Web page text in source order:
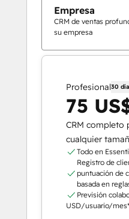
Empresa
CRM de ventas
su empresa
Profesional30
75
CRM completo
cualquier
Todo en
Registro de
puntuación de
basada en
Previsión
USD/usuario/